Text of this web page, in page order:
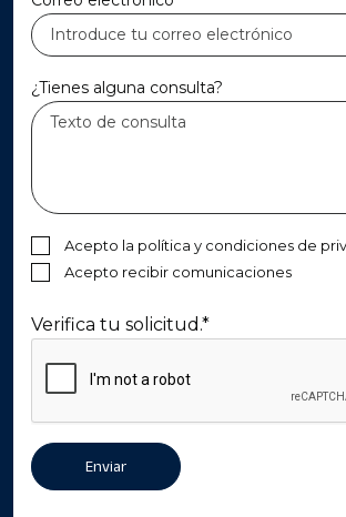
¿Tienes alguna consulta?
Acepto la política y condiciones de
Acepto recibir comunicaciones
Verifica tu solicitud.*
Al enviar este formulario e inscribirte
mensajes de texto, otorgas tu
recibir mensajes de texto de marketing
Enviar